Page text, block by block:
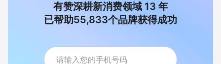
有赞深耕新消费领域 13 年
已帮助55,833个品牌获得成功